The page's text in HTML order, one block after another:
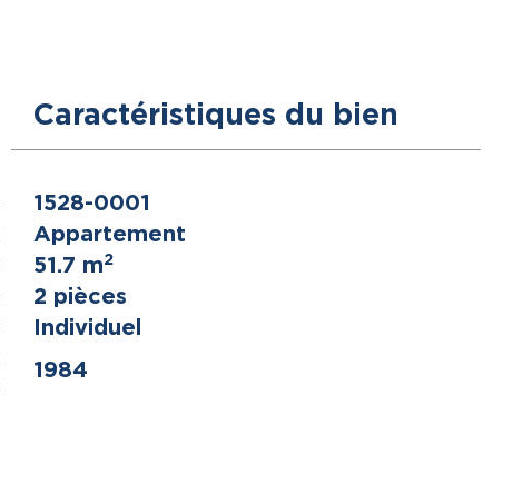
Caractéristiques du bien
1528-0001
Appartement
51.7 m2
2 pièces
Individuel
1984